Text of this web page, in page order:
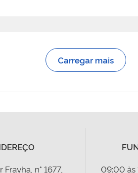
Carregar mais
Frayha, n° 1677,
09:00 às